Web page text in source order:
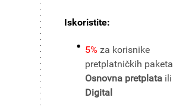
Iskoristite:
5% za korisnike
pretplatničkih paketa
Osnovna pretplata ili
Digital